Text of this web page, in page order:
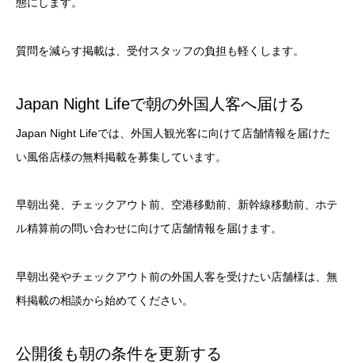
質問を減らす掲載は、受付スタッフの負担も軽くします。
Japan Night Lifeで朝の外国人客へ届ける
Japan Night Lifeでは、外国人観光客に向けて店舗情報を届けた
い風俗店様の無料掲載を募集しています。
早朝出発、チェックアウト前、空港移動前、新幹線移動前、ホテ
ル精算前の問い合わせに向けて店舗情報を届けます。
早朝出発やチェックアウト前の外国人客を受けたい店舗様は、無
料掲載の相談から始めてください。
公開後も朝の条件を更新する